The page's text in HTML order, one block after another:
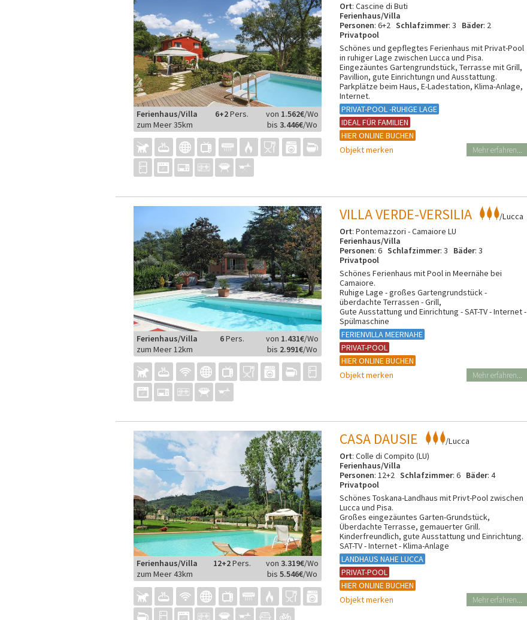
Ferienhaus/Villa 6+2Pers. von 1.562€/Wo
bis3.446€/Wo
zum Meer 35km
Ort: Cascine di Buti
Ferienhaus/Villa
Personen: 6+2Schlafzimmer: 3 Bäder: 2
Privatpool
Schönes und gepflegtes Ferienhaus mit Privat-Pool
in ruhiger Lage zwischen Lucca und Pisa.
Eingezäuntes Gartengrundstück, Terrasse mit Grill,
Pavillion, gute Einrichtungn und Ausstattung.
Parkplätze beim Haus, E-Ladestation, Klima-Anlage,
Internet.
PRIVAT-POOL -RUHIGE LAGE
IDEAL FÜR FAMILIEN
HIER ONLINE BUCHEN
Objekt merken
Mehr erfahren...
Ferienhaus/Villa 6Pers. von 1.431€/Wo
bis 2.991€/Wo
zum Meer 12km
VILLA VERDE-VERSILIA
/Lucca
Ort: Pontemazzori - Camaiore LU
Ferienhaus/Villa
Personen: 6Schlafzimmer: 3 Bäder: 3
Privatpool
Schönes Ferienhaus mit Pool in Meernähe bei
Camaiore.
Ruhige Lage - großes Gartengrundstück -
überdachte Terrassen - Grill,
Gute Ausstattung und Einrichtung - SAT-TV - Internet -
Spülmaschine
FERIENVILLA MEERNAHE
PRIVAT-POOL
HIER ONLINE BUCHEN
Objekt merken
Mehr erfahren...
Ferienhaus/Villa 12+2Pers. von3.319€/Wo
bis5.546€/Wo
zum Meer 43km
CASA DAUSIE
/Lucca
Ort: Colle di Compito (LU)
Ferienhaus/Villa
Personen: 12+2Schlafzimmer: 6 Bäder: 4
Privatpool
Schönes Toskana-Landhaus mit Privt-Pool zwischen
Lucca und Pisa.
Großes eingezäuntes Garten-Grundstück,
Überdachte Terrasse, gemauerter Grill.
Kinderfreundlich, gute Ausstattung und Einrichtung.
SAT-TV - Internet - Klima-Anlage
LANDHAUS NAHE LUCCA
PRIVAT-POOL
HIER ONLINE BUCHEN
Objekt merken
Mehr erfahren...